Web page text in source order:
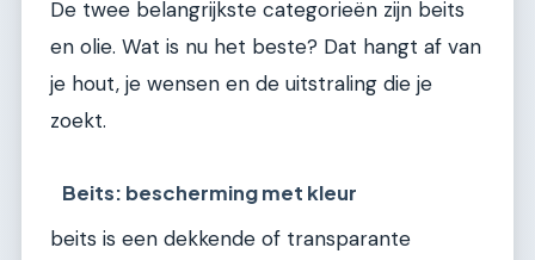
De twee belangrijkste categorieën zijn beits
en olie. Wat is nu het beste? Dat hangt af van
je hout, je wensen en de uitstraling die je
zoekt.
Beits: bescherming met kleur
beits is een dekkende of transparante